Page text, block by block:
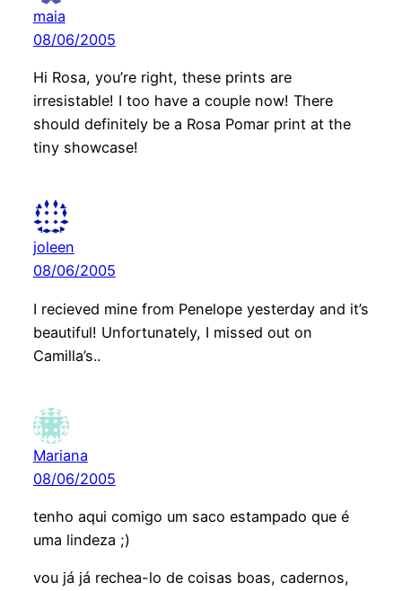
maia
08/06/2005
Hi Rosa, you’re right, these prints are
irresistable! I too have a couple now! There
should definitely be a Rosa Pomar print at the
tiny showcase!
joleen
08/06/2005
I recieved mine from Penelope yesterday and it’s
beautiful! Unfortunately, I missed out on
Camilla’s..
Mariana
08/06/2005
tenho aqui comigo um saco estampado que é
uma lindeza ;)
vou já já rechea-lo de coisas boas, cadernos,